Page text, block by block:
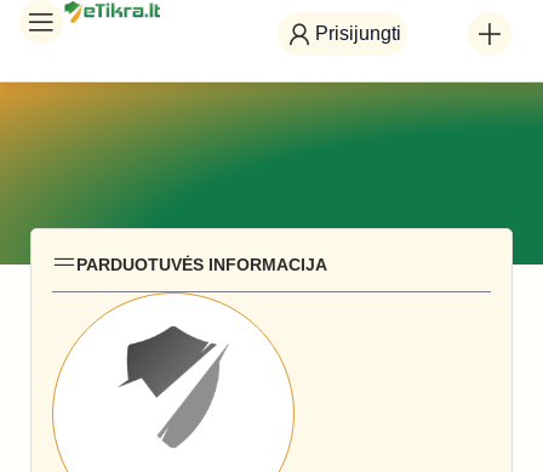
Prisijungti
PARDUOTUVĖS INFORMACIJA